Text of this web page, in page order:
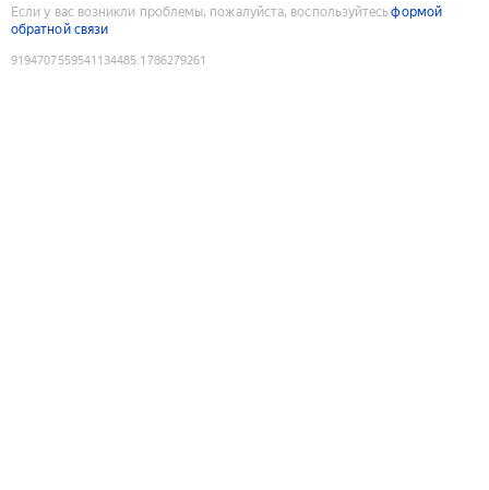
Если у вас возникли проблемы, пожалуйста, воспользуйтесьформой
обратной связи
9194707559541134485:1786279261